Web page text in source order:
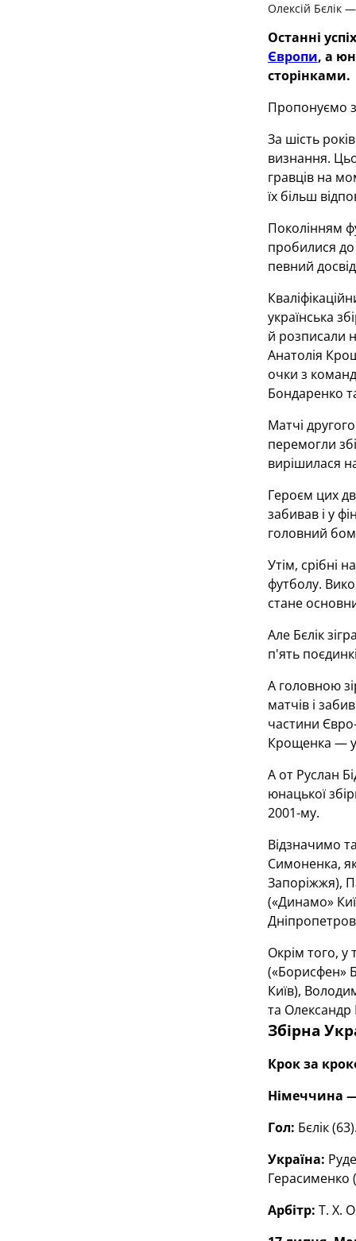
Олексій Бєлік
Останні
Європи, а
сторінками.
Пропонуємо
За шість
визнання.
гравців на
їх більш
Поколінням
пробилися
певний
українська
й розписали
Анатолія
очки з
Бондаренко
Матчі
перемогли
вирішилася
Героєм цих
забивав і у
головний
Утім, срібні
футболу.
стане
Але Бєлік
п'ять
А головною
матчів і
частини
Крощенка — у
А от Руслан
юнацької
2001-му.
Відзначимо
Симоненка,
Запоріжжя),
(«Динамо»
Окрім того, у
(«Борисфен»
Київ),
та
Збірна
Крок за
Німеччина
Гол: Бєлік
Україна:
Герасименко
Арбітр: Т. Х.